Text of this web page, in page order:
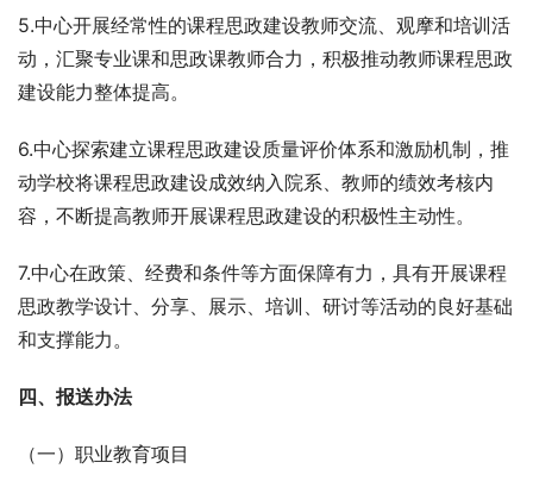
5.中心开展经常性的课程思政建设教师交流、观摩和培训活
动，汇聚专业课和思政课教师合力，积极推动教师课程思政
建设能力整体提高。
6.中心探索建立课程思政建设质量评价体系和激励机制，推
动学校将课程思政建设成效纳入院系、教师的绩效考核内
容，不断提高教师开展课程思政建设的积极性主动性。
7.中心在政策、经费和条件等方面保障有力，具有开展课程
思政教学设计、分享、展示、培训、研讨等活动的良好基础
和支撑能力。
四、报送办法
（一）职业教育项目